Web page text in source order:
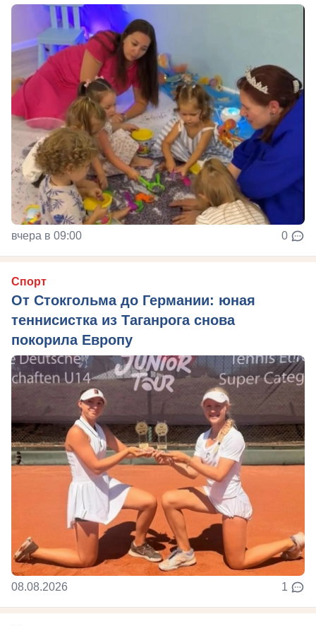
вчера в 09:00 0
Спорт
От Стокгольма до Германии: юная
теннисистка из Таганрога снова
покорила Европу
08.08.2026 1